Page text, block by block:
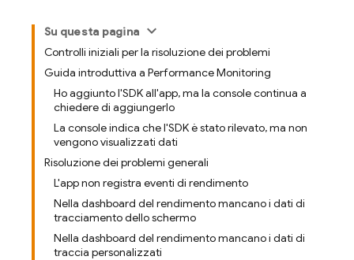
Su questa pagina
Controlli iniziali per la risoluzione dei problemi
Guida introduttiva a Performance Monitoring
Ho aggiunto l'SDK all'app, ma la console continua a
chiedere di aggiungerlo
La console indica che l'SDK è stato rilevato, ma non
vengono visualizzati dati
Risoluzione dei problemi generali
L'app non registra eventi di rendimento
Nella dashboard del rendimento mancano i dati di
tracciamento dello schermo
Nella dashboard del rendimento mancano i dati di
traccia personalizzati